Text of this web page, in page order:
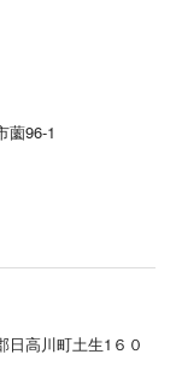
薗96-1
日高川町土生1６０